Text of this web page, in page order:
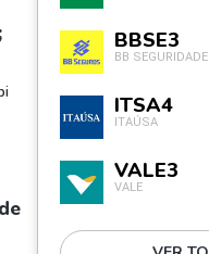
BBSE3
BB SEGURIDADE
ITSA4
ITAÚSA
VALE3
VALE